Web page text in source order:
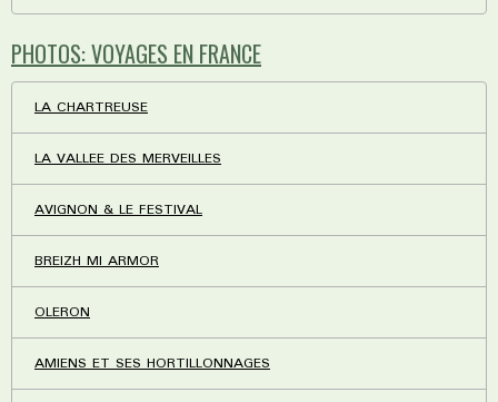
PHOTOS: VOYAGES EN FRANCE
LA CHARTREUSE
LA VALLEE DES MERVEILLES
AVIGNON & LE FESTIVAL
BREIZH MI ARMOR
OLERON
AMIENS ET SES HORTILLONNAGES